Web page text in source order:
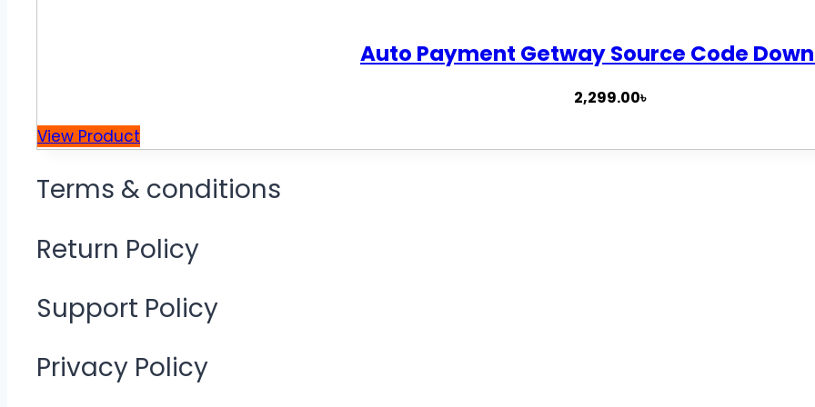
Auto Payment Getway Source Code
2,299.00৳
View Product
Terms & conditions
Return Policy
Support Policy
Privacy Policy